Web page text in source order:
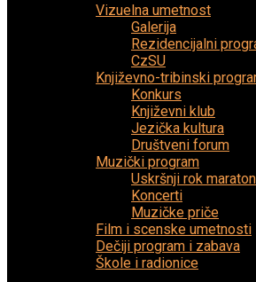
Vizuelna umetnost
Galerija
Rezidencijalni
CzSU
Književno-tribinski
Konkurs
Književni klub
Jezička kultura
Društveni forum
Muzički program
Uskršnji rok maraton
Koncerti
Muzičke priče
Film i scenske umetnosti
Dečiji program i zabava
Škole i radionice